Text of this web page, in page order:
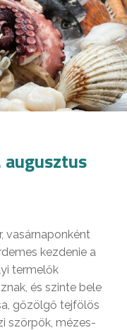
vasárnaponként
kezdenie a
termelők
és szinte bele
gőzölgő tejfölös
szörpök, mézes-